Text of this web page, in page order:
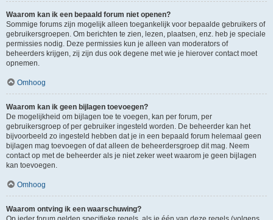
Waarom kan ik een bepaald forum niet openen?
Sommige forums zijn mogelijk alleen toegankelijk voor bepaalde gebruikers of
gebruikersgroepen. Om berichten te zien, lezen, plaatsen, enz. heb je speciale
permissies nodig. Deze permissies kun je alleen van moderators of
beheerders krijgen, zij zijn dus ook degene met wie je hierover contact moet
opnemen.
Omhoog
Waarom kan ik geen bijlagen toevoegen?
De mogelijkheid om bijlagen toe te voegen, kan per forum, per
gebruikersgroep of per gebruiker ingesteld worden. De beheerder kan het
bijvoorbeeld zo ingesteld hebben dat je in een bepaald forum helemaal geen
bijlagen mag toevoegen of dat alleen de beheerdersgroep dit mag. Neem
contact op met de beheerder als je niet zeker weet waarom je geen bijlagen
kan toevoegen.
Omhoog
Waarom ontving ik een waarschuwing?